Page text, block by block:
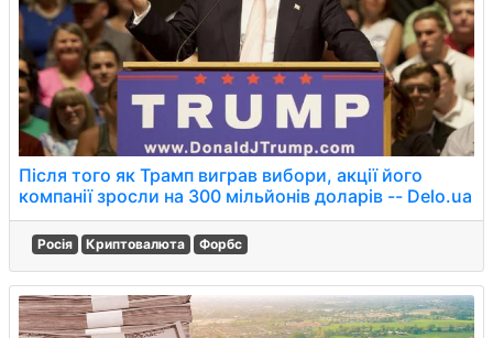
Після того як Трамп виграв вибори, акції його
компанії зросли на 300 мільйонів доларів -- Delo.ua
Росія Криптовалюта Форбс